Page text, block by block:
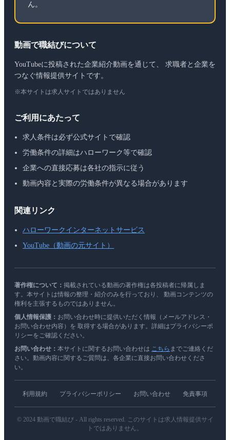
ん。
動画で職結びについて
YouTubeに投稿された企業紹介動画を通じて、 求職者と企業を
つなぐ情報提供サイトです。
※本サイトは求人サイトではありません
ご利用にあたって
求人条件は必ず公式サイトで確認
労働条件の詳細はハローワーク等で確認
企業への直接応募は各社の指示に従う
動画内容と実際の労働条件が異なる場合があります
関連リンク
ハローワークインターネットサービス
YouTube（動画の元サイト）
著作権について： 掲載されている動画の著作権は各投稿者に帰属しま
す。本サイトは情報の整理・紹介のみを行っており、 動画コンテンツの
権利を主張するものではありません。
個人情報保護： お問い合わせ時に提供いただく情報（メールアドレス・
お問い合わせ内容）を 取得する場合があります。詳細はプライバシーポ
リシーをご確認ください。
お問い合わせ： 本サイトに関するお問い合わせは こちら までご連絡くだ
さい。動画内容に関するご質問は、各企業に直接お問い合わせくださ
い。
利用規約 プライバシーポリシー お問い合わせ 免責事項
© 2024 動画で職結び - All rights reserved. このサイトは求人情報提供サイ
トではありません。